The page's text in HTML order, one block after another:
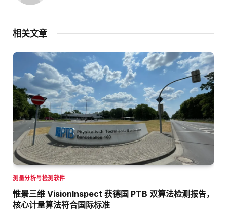
相关文章
测量分析与检测软件
惟景三维 VisionInspect 获德国 PTB 双算法检测报告，
核心计量算法符合国际标准